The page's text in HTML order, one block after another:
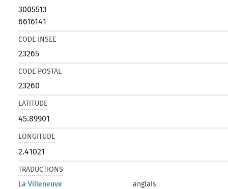
3005513
6616141
CODE INSEE
23265
CODE POSTAL
23260
LATITUDE
45.89901
LONGITUDE
2.41021
TRADUCTIONS
La Villeneuve
anglais